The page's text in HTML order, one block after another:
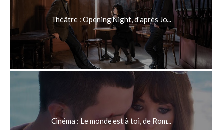
Théâtre : Opening Night, d'après Jo...
Cinéma : Le monde est à toi, de Rom...